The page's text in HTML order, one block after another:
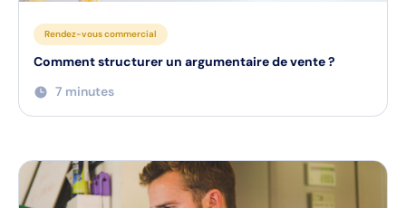
Rendez-vous commercial
Comment structurer un argumentaire de vente ?
7 minutes